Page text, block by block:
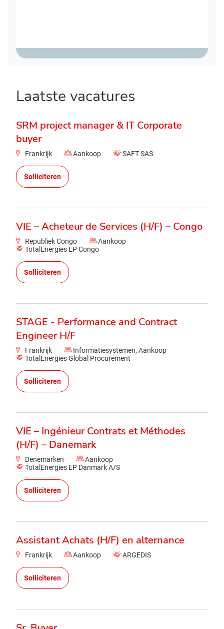
Laatste vacatures
SRM project manager & IT Corporate
buyer
Frankrijk Aankoop SAFT SAS
Solliciteren
VIE – Acheteur de Services (H/F) – Congo
Republiek Congo
Aankoop
TotalEnergies EP Congo
Solliciteren
STAGE - Performance and Contract
Engineer H/F
Frankrijk
Informatiesystemen, Aankoop
TotalEnergies Global Procurement
Solliciteren
VIE – Ingénieur Contrats et Méthodes
(H/F) – Danemark
Denemarken
Aankoop
TotalEnergies EP Danmark A/S
Solliciteren
Assistant Achats (H/F) en alternance
Frankrijk Aankoop ARGEDIS
Solliciteren